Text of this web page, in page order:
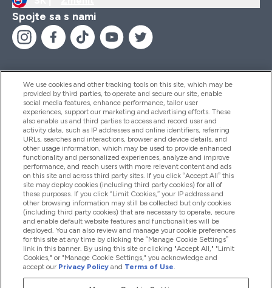
Spojte sa s nami
Pomoc & Informácie
Produkty
Informácie O Spoločnosti
Vernosť & Odmeny
2026 The Hut.com Ltd
We use cookies and other tracking tools on this site, which may be
provided by third parties, to operate and secure our site, enable
social media features, enhance performance, tailor user
experiences, support our marketing and advertising efforts. These
also enable us and third parties to access and record user and
activity data, such as IP addresses and online identifiers, referring
URLs, searches and interactions, browser and device details, and
other usage information, which may be used to provide enhanced
functionality and personalized experiences, analyze and improve
performance, and reach users with more relevant content and ads
on this site and across third party sites. If you click “Accept All” this
site may deploy cookies (including third party cookies) for all of
these purposes. If you click “Limit Cookies,” your IP address and
other browsing information may still be collected but only cookies
(including third party cookies) that are necessary to operate, secure
and enable default website features and functionalities will be
deployed. You can also review and manage your cookie preferences
for this site at any time by clicking the “Manage Cookie Settings”
link in this banner. By using this site or clicking "Accept All," "Limit
Cookies," or "Manage Cookie Settings," you acknowledge and
accept our Privacy Policy and Terms of Use.